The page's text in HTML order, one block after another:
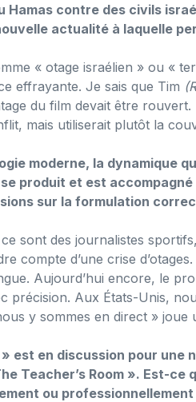
Hamas contre des civils
actualité à laquelle
« otage israélien » ou «
effrayante. Je sais que Tim
du film devait être
mais utiliserait plutôt la
moderne, la dynamique
produit et est accompagné
sur la formulation
sont des journalistes
compte d’une crise
Aujourd’hui encore, le
précision. Aux États-Unis,
y sommes en direct »
est en discussion pour une
Teacher’s Room ». Est-
ou professionnellement